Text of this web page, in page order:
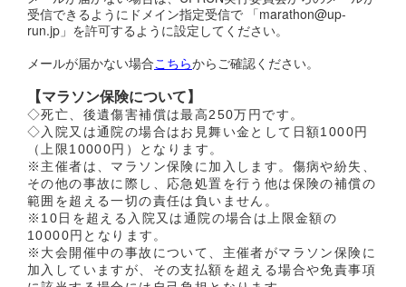
受信できるようにドメイン指定受信で 「marathon@up-
run.jp」を許可するように設定してください。
メールが届かない場合こちらからご確認ください。
【マラソン保険について】
◇死亡、後遺傷害補償は最高250万円です。
◇入院又は通院の場合はお見舞い金として日額1000円
（上限10000円）となります。
※主催者は、マラソン保険に加入します。傷病や紛失、
その他の事故に際し、応急処置を行う他は保険の補償の
範囲を超える一切の責任は負いません。
※10日を超える入院又は通院の場合は上限金額の
10000円となります。
※大会開催中の事故について、主催者がマラソン保険に
加入していますが、その支払額を超える場合や免責事項